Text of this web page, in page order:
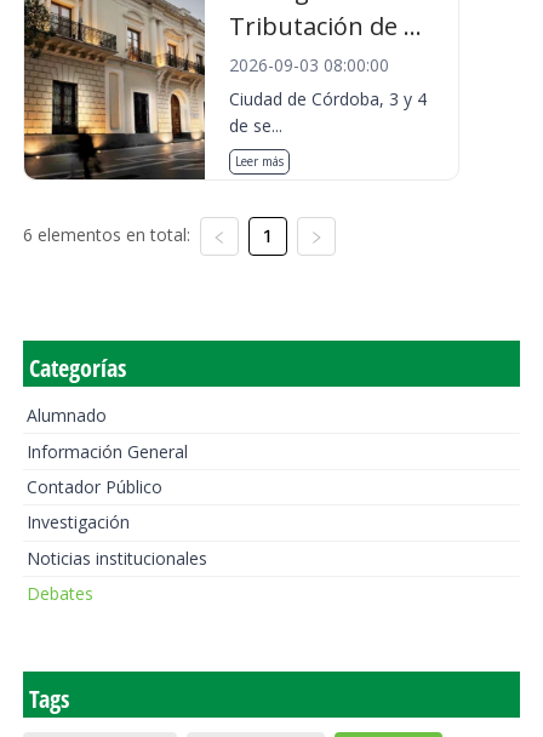
Tributación de ...
2026-09-03 08:00:00
Ciudad de Córdoba, 3 y 4
de se...
Leer más
6 elementos en total: 1
Categorías
Alumnado
Información General
Contador Público
Investigación
Noticias institucionales
Debates
Tags